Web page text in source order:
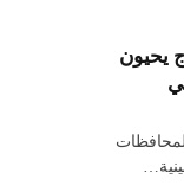
يحيون